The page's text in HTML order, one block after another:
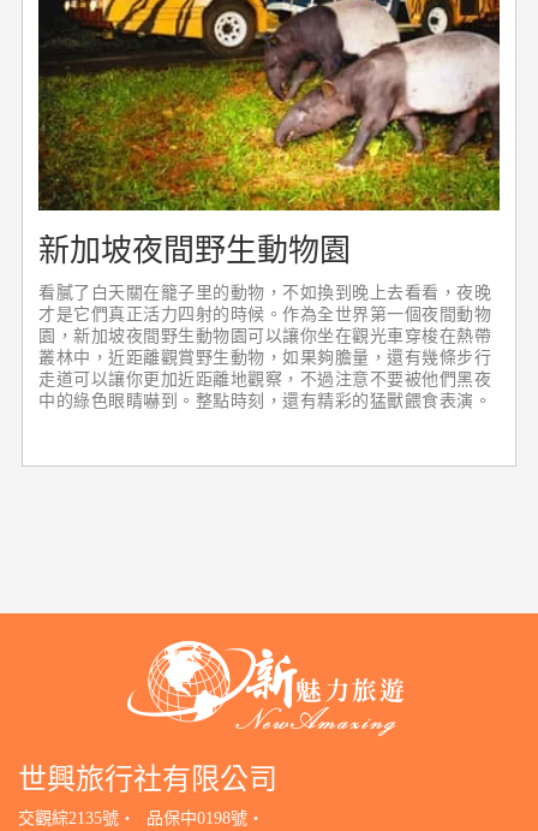
新加坡夜間野生動物園
看膩了白天關在籠子里的動物，不如換到晚上去看看，夜晚
才是它們真正活力四射的時候。作為全世界第一個夜間動物
園，新加坡夜間野生動物園可以讓你坐在觀光車穿梭在熱帶
叢林中，近距離觀賞野生動物，如果夠膽量，還有幾條步行
走道可以讓你更加近距離地觀察，不過注意不要被他們黑夜
中的綠色眼睛嚇到。整點時刻，還有精彩的猛獸餵食表演。
世興旅行社有限公司
交觀綜2135號‧
品保中0198號‧